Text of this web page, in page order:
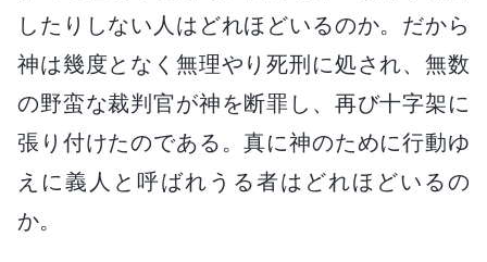
したりしない人はどれほどいるのか。だから
神は幾度となく無理やり死刑に処され、無数
の野蛮な裁判官が神を断罪し、再び十字架に
張り付けたのである。真に神のために行動ゆ
えに義人と呼ばれうる者はどれほどいるの
か。